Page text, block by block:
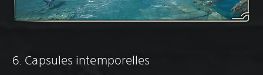
‎6. Capsules intemporelles